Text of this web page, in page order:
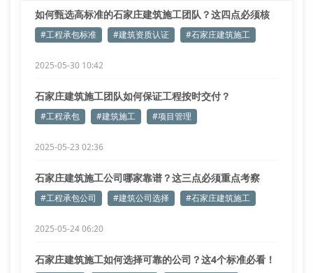
如何甄选高标准的石家庄建筑施工团队？这四点必须核
查#工程承包标准 #建筑资质认证 #石家庄建筑施工
2025-05-30 10:42
石家庄建筑施工团队如何保证工程按时交付？
#工程承包 #建筑施工 #项目管理
2025-05-23 02:36
石家庄建筑施工公司哪家靠谱？这三点必须重点考察
#工程承包公司 #建筑公司选择 #石家庄建筑施工
2025-05-24 06:20
石家庄建筑施工如何选择可靠的公司？这4个标准必看！